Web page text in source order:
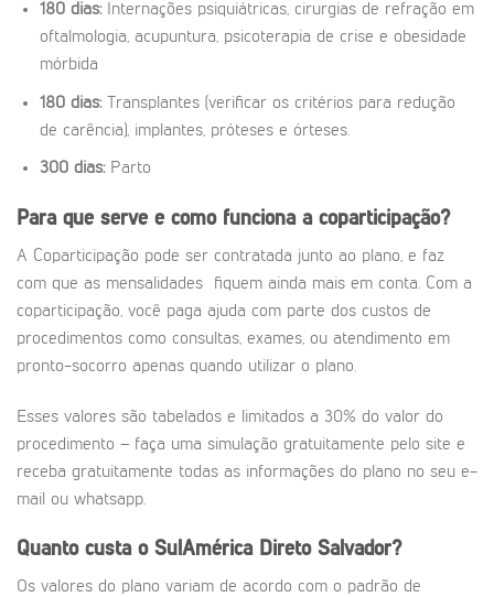
180 dias:Internações psiquiátricas, cirurgias de refração em
oftalmologia, acupuntura, psicoterapia de crise e obesidade
mórbida
180 dias:
Transplantes (verificar os critérios para redução
de carência), implantes, próteses e órteses.
300 dias:Parto
Para que serve e como funciona a coparticipação?
A Coparticipação pode ser contratada junto ao plano, e faz
com que as mensalidades fiquem ainda mais em conta. Com a
coparticipação, você paga ajuda com parte dos custos de
procedimentos como consultas, exames, ou atendimento em
pronto-socorro apenas quando utilizar o plano.
Esses valores são tabelados e limitados a 30% do valor do
procedimento – faça uma simulação gratuitamente pelo site e
receba gratuitamente todas as informações do plano no seu e-
mail ou whatsapp.
Quanto custa o SulAmérica Direto Salvador?
Os valores do plano variam de acordo com o padrão de